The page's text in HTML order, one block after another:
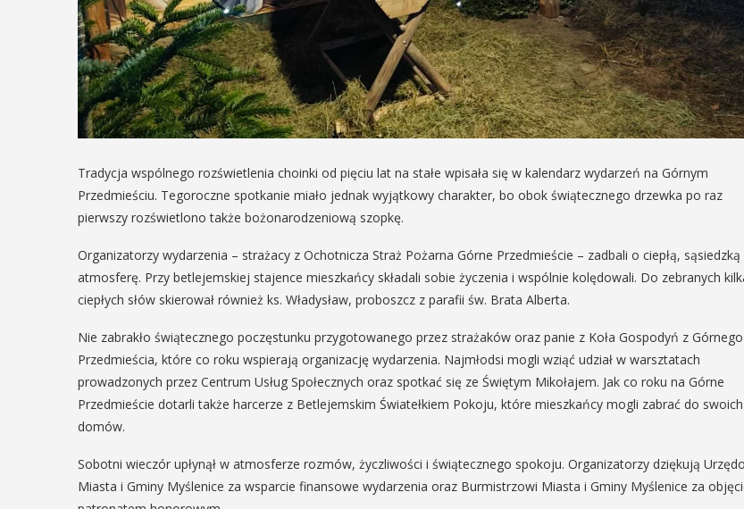
Tradycja wspólnego rozświetlenia choinki od pięciu lat na stałe wpisała się w kalendarz wydarzeń na Górnym
Przedmieściu. Tegoroczne spotkanie miało jednak wyjątkowy charakter, bo obok świątecznego drzewka po raz
pierwszy rozświetlono także bożonarodzeniową szopkę.
Organizatorzy wydarzenia – strażacy z Ochotnicza Straż Pożarna Górne Przedmieście – zadbali o ciepłą, sąsiedzką
atmosferę. Przy betlejemskiej stajence mieszkańcy składali sobie życzenia i wspólnie kolędowali. Do zebranych
ciepłych słów skierował również ks. Władysław, proboszcz z parafii św. Brata Alberta.
Nie zabrakło świątecznego poczęstunku przygotowanego przez strażaków oraz panie z Koła Gospodyń z Górnego
Przedmieścia, które co roku wspierają organizację wydarzenia. Najmłodsi mogli wziąć udział w warsztatach
prowadzonych przez Centrum Usług Społecznych oraz spotkać się ze Świętym Mikołajem. Jak co roku na Górne
Przedmieście dotarli także harcerze z Betlejemskim Światełkiem Pokoju, które mieszkańcy mogli zabrać do swoich
domów.
Sobotni wieczór upłynął w atmosferze rozmów, życzliwości i świątecznego spokoju. Organizatorzy dziękują
Miasta i Gminy Myślenice za wsparcie finansowe wydarzenia oraz Burmistrzowi Miasta i Gminy Myślenice za